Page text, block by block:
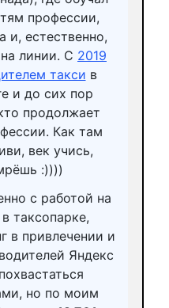
профессии,
и, естественно,
линии. С 2019
такси в
и до сих пор
продолжает
Как там
век учись,
:))))
с работой на
таксопарке,
в привлечении и
Яндекс
но по моим